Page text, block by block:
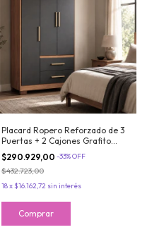
Placard Ropero Reforzado de 3
Puertas + 2 Cajones Grafito
Teca Maximo Fortaleza
$290.929,00 -33%OFF
$432.723,00
18x $16.162,72 sin interés